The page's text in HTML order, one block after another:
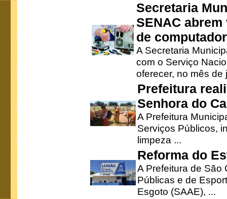
Secretaria
SENAC
de
A Secretaria
com o Serviço
oferecer, no mês de
Prefeitura
Senhora do
A Prefeitura
Serviços Públicos,
limpeza ...
Reforma do
A Prefeitura de São
Públicas e de
Esgoto (SAAE), ...